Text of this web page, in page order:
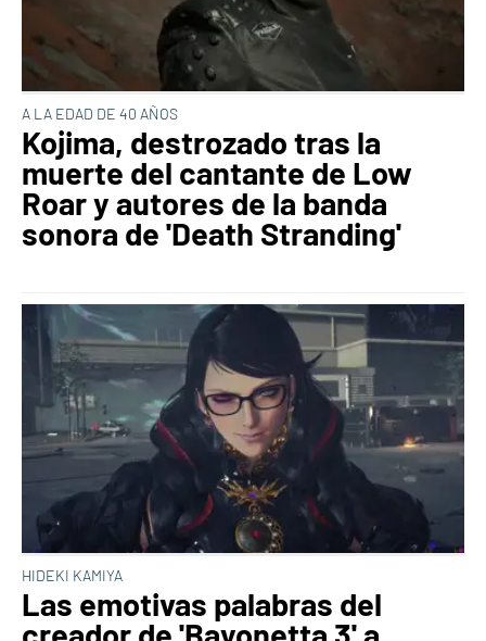
A LA EDAD DE 40 AÑOS
Kojima, destrozado tras la
muerte del cantante de Low
Roar y autores de la banda
sonora de 'Death Stranding'
HIDEKI KAMIYA
Las emotivas palabras del